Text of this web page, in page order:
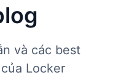
và các best
Locker